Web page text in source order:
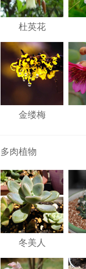
杜英花
金缕梅
多肉植物
冬美人